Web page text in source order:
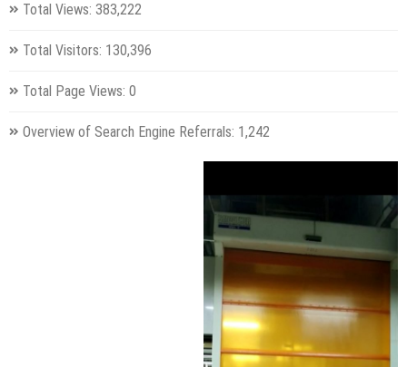
Total Views: 383,222
Total Visitors: 130,396
Total Page Views: 0
Overview of Search Engine Referrals: 1,242